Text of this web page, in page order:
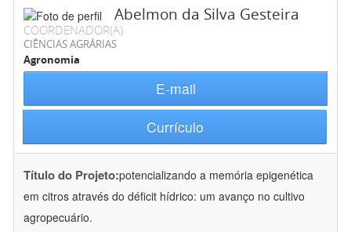
Abelmon da Silva Gesteira
COORDENADOR(A)
CIÊNCIAS AGRÁRIAS
Agronomia
E-mail
Currículo
Título do Projeto:potencializando a memória epigenética
em citros através do déficit hídrico: um avanço no cultivo
agropecuário.